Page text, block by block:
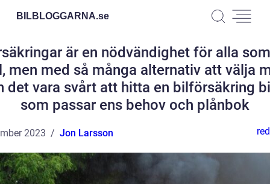
BILBLOGGARNA.se
är en nödvändighet för alla
men med så många alternativ att välja
det vara svårt att hitta en bilförsäkring
som passar ens behov och plånbok
2023 Jon Larsson